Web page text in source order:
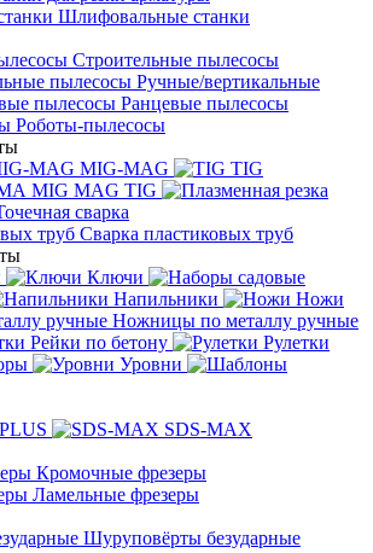
Шлифовальные станки
Строительные пылесосы
Ручные/вертикальные
Ранцевые пылесосы
Роботы-пылесосы
MIG-MAG
TIG
MIG MAG TIG
сварка
Cварка пластиковых труб
Ключи
Напильники
Ножи
Ножницы по металлу ручные
Рейки по бетону
Рулетки
Уровни
SDS-MAX
Кромочные фрезеры
Ламельные фрезеры
Шуруповёрты безударные